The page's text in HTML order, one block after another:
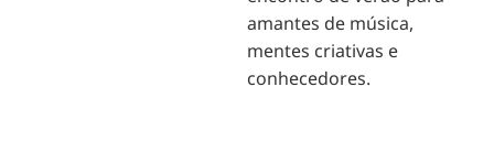
amantes de música,
mentes criativas e
conhecedores.